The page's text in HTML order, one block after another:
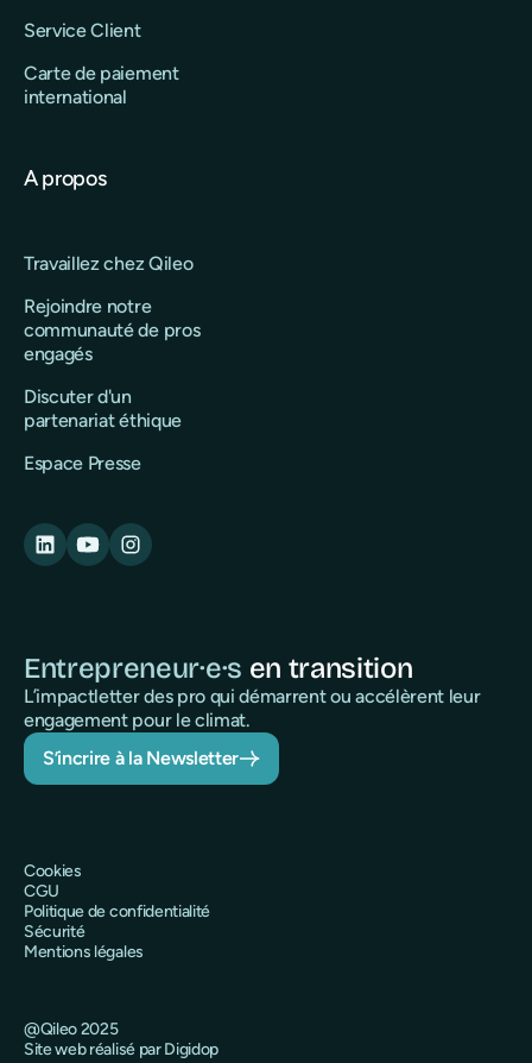
Service Client
Carte de paiement
international
A propos
Travaillez chez Qileo
Rejoindre notre
communauté de pros
engagés
Discuter d'un
partenariat éthique
Espace Presse
Entrepreneur·e·s en transition
L’impactletter des pro qui démarrent ou accélèrent leur
engagement pour le climat.
S’incrire à la Newsletter
@Qileo 2025
Site web réalisé par Digidop
Cookies
CGU
Politique de confidentialité
Sécurité
Mentions légales